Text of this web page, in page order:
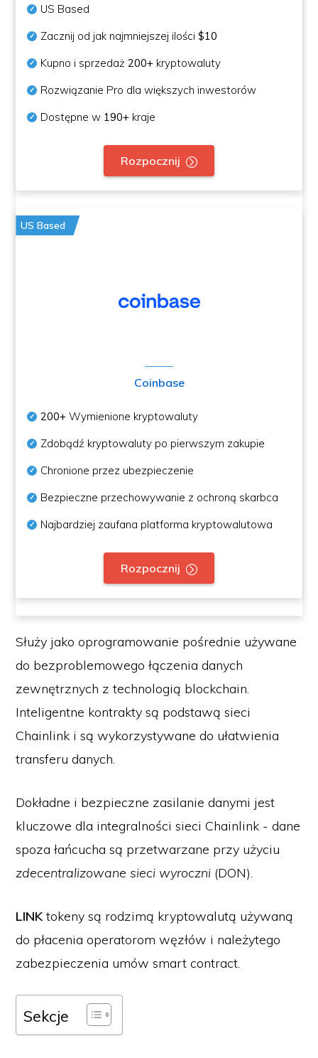
US Based
Zacznij od jak najmniejszej ilości$10
Kupno i sprzedaż200+ kryptowaluty
Rozwiązanie Pro dla większych inwestorów
Dostępne w 190+ kraje
Rozpocznij
US Based
Coinbase
200+ Wymienione kryptowaluty
Zdobądź kryptowaluty po pierwszym zakupie
Chronione przez ubezpieczenie
Bezpieczne przechowywanie z ochroną skarbca
Najbardziej zaufana platforma kryptowalutowa
Rozpocznij
Służy jako oprogramowanie pośrednie używane
do bezproblemowego łączenia danych
zewnętrznych z technologią blockchain.
Inteligentne kontrakty są podstawą sieci
Chainlink i są wykorzystywane do ułatwienia
transferu danych.
Dokładne i bezpieczne zasilanie danymi jest
kluczowe dla integralności sieci Chainlink - dane
spoza łańcucha są przetwarzane przy użyciu
zdecentralizowane sieci wyroczni (DON).
LINKtokeny są rodzimą kryptowalutą używaną
do płacenia operatorom węzłów i należytego
zabezpieczenia umów smart contract.
Sekcje